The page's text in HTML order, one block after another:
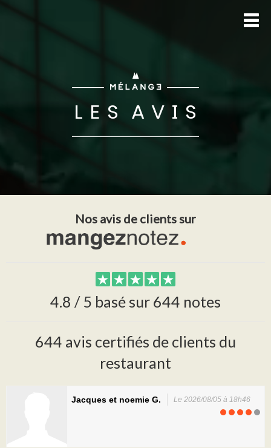
L E S A V I S
Nos avis de clients sur
4.8 / 5 basé sur 644 notes
644 avis certifiés de clients du
restaurant
Jacques et noemie G. Le 2026/08/05 à 18h46